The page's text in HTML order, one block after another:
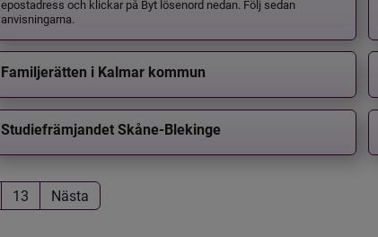
epostadress och klickar på Byt lösenord nedan. Följ sedan
anvisningarna.
Familjerätten i Kalmar kommun
Studiefrämjandet Skåne-Blekinge
13 Nästa